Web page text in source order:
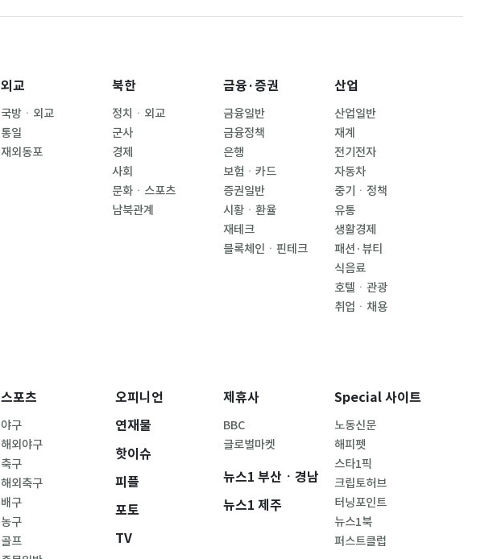
외교
국방ㆍ외교
통일
재외동포
북한
정치ㆍ외교
군사
경제
사회
문화ㆍ스포츠
남북관계
금융·증권
금융일반
금융정책
은행
보험ㆍ카드
증권일반
시황ㆍ환율
재테크
블록체인ㆍ핀테크
산업
산업일반
재계
전기전자
자동차
중기ㆍ정책
유통
생활경제
패션·뷰티
식음료
호텔ㆍ관광
취업ㆍ채용
스포츠
야구
해외야구
축구
해외축구
배구
농구
골프
오피니언
연재물
핫이슈
피플
포토
TV
제휴사
BBC
글로벌마켓
뉴스1 부산ㆍ경남
뉴스1 제주
Special 사이트
노동신문
해피펫
스타1픽
크립토허브
터닝포인트
뉴스1북
퍼스트클럽